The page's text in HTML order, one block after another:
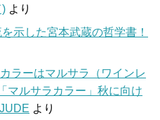
) より
示した宮本武蔵の哲学書！
ラーはマルサラ（ワインレ
マルサラカラー」秋に向け
より